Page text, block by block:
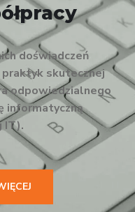
doświadczeń
skutecznej
odpowiedzialnego
informatyczną
IT).